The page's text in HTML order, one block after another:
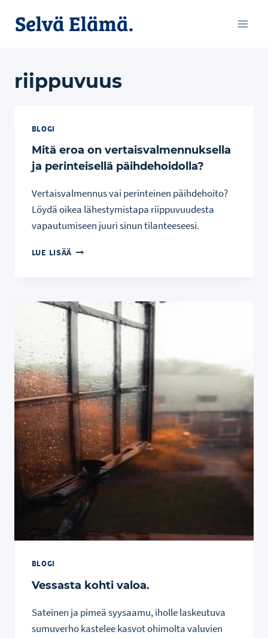
sisältöön
riippuvuus
BLOGI
Mitä eroa on vertaisvalmennuksella
ja perinteisellä päihdehoidolla?
Vertaisvalmennus vai perinteinen päihdehoito?
Löydä oikea lähestymistapa riippuvuudesta
vapautumiseen juuri sinun tilanteeseesi.
LUE LISÄÄ MITÄ
JA
PERINTEISELLÄ
PÄIHDEHOIDOLLA?
BLOGI
Vessasta kohti valoa.
Sateinen ja pimeä syysaamu, iholle laskeutuva
sumuverho kastelee kasvot ohimolta valuvien